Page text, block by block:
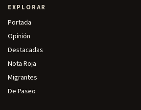
EXPLORAR
Portada
Opinión
Destacadas
Nota Roja
Migrantes
De Paseo